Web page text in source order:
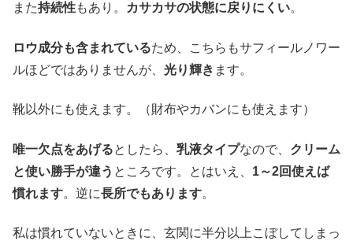
また持続性もあり。 カサカサの状態に戻りにくい。
ロウ成分も含まれているため、こちらもサフィールノワー
ルほどではありませんが、 光り輝き ます。
靴以外にも使えます。（財布やカバンにも使えます）
唯一欠点をあげるとしたら、 乳液タイプなので、 クリーム
と使い勝手が違う ところです。とはいえ、 1～2回使えば
慣れます。逆に長所でもあります。
私は慣れていないときに、玄関に半分以上こぼしてしまっ